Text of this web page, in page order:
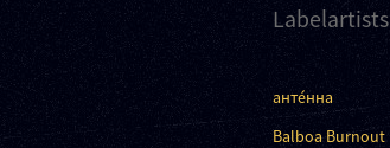
Labelartists
анте́нна
Balboa Burnout